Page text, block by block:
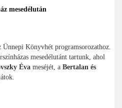
mesedélután
Ünnepi Könyvhét programsorozathoz.
mesedélutánt tartunk, ahol
Éva meséjét, a Bertalan és